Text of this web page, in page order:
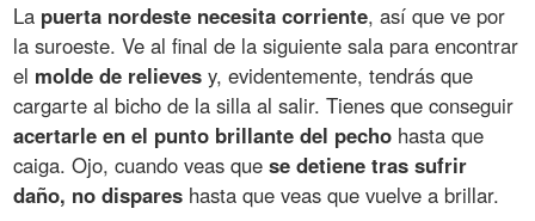
La puerta nordeste necesita corriente, así que ve por
la suroeste. Ve al final de la siguiente sala para encontrar
el molde de relieves y, evidentemente, tendrás que
cargarte al bicho de la silla al salir. Tienes que conseguir
acertarle en el punto brillante del pecho hasta que
caiga. Ojo, cuando veas quese detiene tras sufrir
daño, no dispares hasta que veas que vuelve a brillar.